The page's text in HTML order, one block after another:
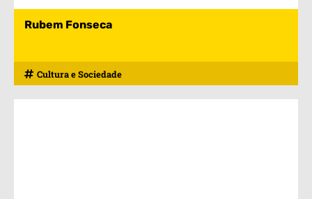
Rubem Fonseca
Cultura e Sociedade